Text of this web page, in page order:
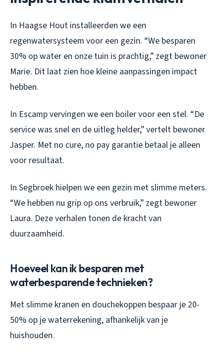
In Haagse Hout installeerden we een
regenwatersysteem voor een gezin. “We besparen
30% op water en onze tuin is prachtig,” zegt bewoner
Marie. Dit laat zien hoe kleine aanpassingen impact
hebben.
In Escamp vervingen we een boiler voor een stel. “De
service was snel en de uitleg helder,” vertelt bewoner
Jasper. Met no cure, no pay garantie betaal je alleen
voor resultaat.
In Segbroek hielpen we een gezin met slimme meters.
“We hebben nu grip op ons verbruik,” zegt bewoner
Laura. Deze verhalen tonen de kracht van
duurzaamheid.
Hoeveel kan ik besparen met
waterbesparende technieken?
Met slimme kranen en douchekoppen bespaar je 20-
50% op je waterrekening, afhankelijk van je
huishouden.